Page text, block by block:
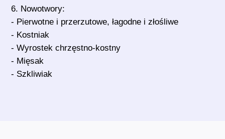
6. Nowotwory:
- Pierwotne i przerzutowe, łagodne i złośliwe
- Kostniak
- Wyrostek chrzęstno-kostny
- Mięsak
- Szkliwiak